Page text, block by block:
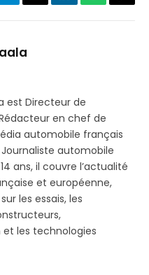
Partager
Telegram
EmailLinkedInWhatsApp
est Directeur de
en chef de
automobile français
Journaliste automobile
ans, il couvre l’actualité
et européenne,
les essais, les
et les technologies